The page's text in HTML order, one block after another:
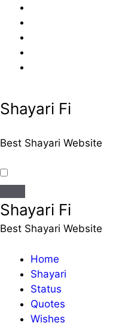
content
Shayari Fi
Best Shayari Website
Shayari Fi
Best Shayari Website
Home
Shayari
Status
Quotes
Wishes